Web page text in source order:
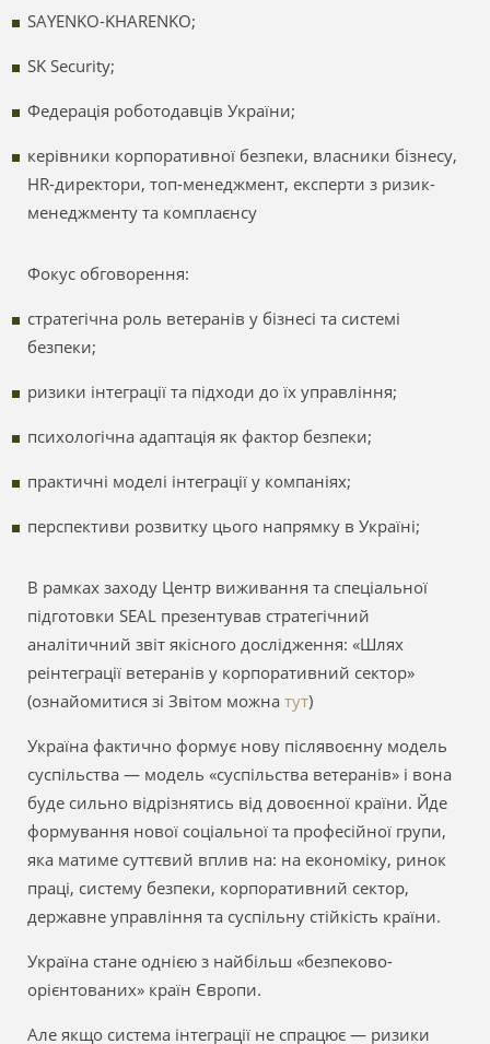
SAYENKO-KHARENKO;
SK Security;
Федерація роботодавців України;
керівники корпоративної безпеки, власники бізнесу,
HR-директори, топ-менеджмент, експерти з ризик-
менеджменту та комплаєнсу
Фокус обговорення:
стратегічна роль ветеранів у бізнесі та системі
безпеки;
ризики інтеграції та підходи до їх управління;
психологічна адаптація як фактор безпеки;
практичні моделі інтеграції у компаніях;
перспективи розвитку цього напрямку в Україні;
В рамках заходу Центр виживання та спеціальної
підготовки SEAL презентував стратегічний
аналітичний звіт якісного дослідження: «Шлях
реінтеграції ветеранів у корпоративний сектор»
(ознайомитися зі Звітом можна тут)
Україна фактично формує нову післявоєнну модель
суспільства — модель «суспільства ветеранів» і вона
буде сильно відрізнятись від довоєнної країни. Йде
формування нової соціальної та професійної групи,
яка матиме суттєвий вплив на: на економіку, ринок
праці, систему безпеки, корпоративний сектор,
державне управління та суспільну стійкість країни.
Україна стане однією з найбільш «безпеково-
орієнтованих» країн Європи.
Але якщо система інтеграції не спрацює — ризики